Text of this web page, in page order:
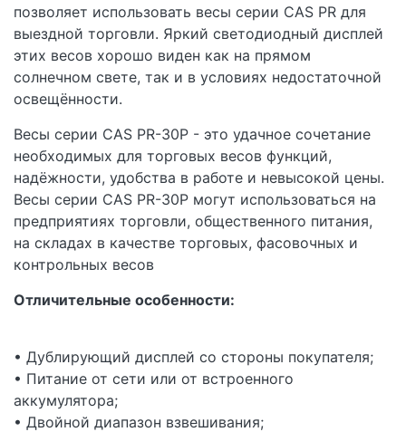
позволяет использовать весы серии CAS PR для
выездной торговли. Яркий светодиодный дисплей
этих весов хорошо виден как на прямом
солнечном свете, так и в условиях недостаточной
освещённости.
Весы серии CAS PR-30P - это удачное сочетание
необходимых для торговых весов функций,
надёжности, удобства в работе и невысокой цены.
Весы серии CAS PR-30P могут использоваться на
предприятиях торговли, общественного питания,
на складах в качестве торговых, фасовочных и
контрольных весов
Отличительные особенности:
• Дублирующий дисплей со стороны покупателя;
• Питание от сети или от встроенного
аккумулятора;
• Двойной диапазон взвешивания;